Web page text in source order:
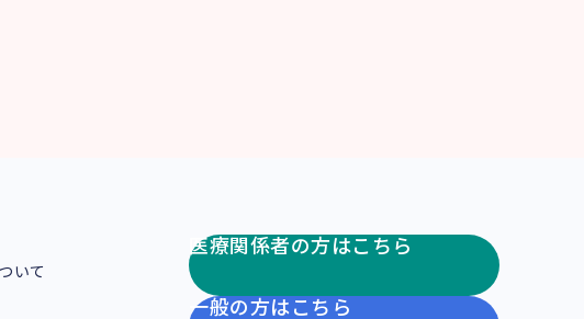
いて
医療関係者の方はこちら
一般の方はこちら